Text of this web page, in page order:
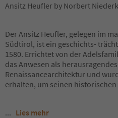
Ansitz Heufler by Norbert
Der Ansitz Heufler, gelegen im
Südtirol, ist ein geschichts-
1580. Errichtet von der
das Anwesen als
Renaissancearchitektur und
erhalten, um seinen
... Lies mehr